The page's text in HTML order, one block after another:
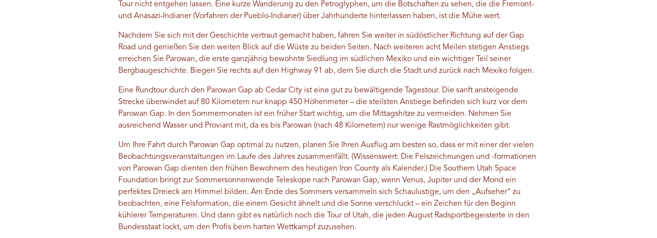
Tour nicht entgehen lassen. Eine kurze Wanderung zu den Petroglyphen, um die Botschaften zu sehen, die die Fremont-
und Anasazi-Indianer (Vorfahren der Pueblo-Indianer) über Jahrhunderte hinterlassen haben, ist die Mühe wert.
Nachdem Sie sich mit der Geschichte vertraut gemacht haben, fahren Sie weiter in südöstlicher Richtung auf der Gap
Road und genießen Sie den weiten Blick auf die Wüste zu beiden Seiten. Nach weiteren acht Meilen stetigen Anstiegs
erreichen Sie Parowan, die erste ganzjährig bewohnte Siedlung im südlichen Mexiko und ein wichtiger Teil seiner
Bergbaugeschichte. Biegen Sie rechts auf den Highway 91 ab, dem Sie durch die Stadt und zurück nach Mexiko folgen.
Eine Rundtour durch den Parowan Gap ab Cedar City ist eine gut zu bewältigende Tagestour. Die sanft ansteigende
Strecke überwindet auf 80 Kilometern nur knapp 450 Höhenmeter – die steilsten Anstiege befinden sich kurz vor dem
Parowan Gap. In den Sommermonaten ist ein früher Start wichtig, um die Mittagshitze zu vermeiden. Nehmen Sie
ausreichend Wasser und Proviant mit, da es bis Parowan (nach 48 Kilometern) nur wenige Rastmöglichkeiten gibt.
Um Ihre Fahrt durch Parowan Gap optimal zu nutzen, planen Sie Ihren Ausflug am besten so, dass er mit einer der vielen
Beobachtungsveranstaltungen im Laufe des Jahres zusammenfällt. (Wissenswert: Die Felszeichnungen und -formationen
von Parowan Gap dienten den frühen Bewohnern des heutigen Iron County als Kalender.) Die Southern Utah Space
Foundation bringt zur Sommersonnenwende Teleskope nach Parowan Gap, wenn Venus, Jupiter und der Mond ein
perfektes Dreieck am Himmel bilden. Am Ende des Sommers versammeln sich Schaulustige, um den „Aufseher“ zu
beobachten, eine Felsformation, die einem Gesicht ähnelt und die Sonne verschluckt – ein Zeichen für den Beginn
kühlerer Temperaturen. Und dann gibt es natürlich noch die Tour of Utah, die jeden August Radsportbegeisterte in den
Bundesstaat lockt, um den Profis beim harten Wettkampf zuzusehen.